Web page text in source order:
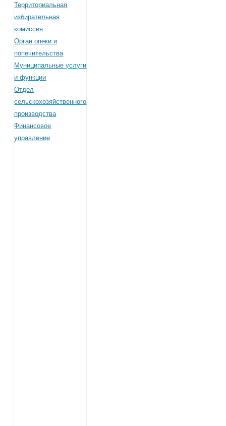
Территориальная
избирательная
комиссия
Орган опеки и
попечительства
Муниципальные услуги
и функции
Отдел
сельскохозяйственного
производства
Финансовое
управление